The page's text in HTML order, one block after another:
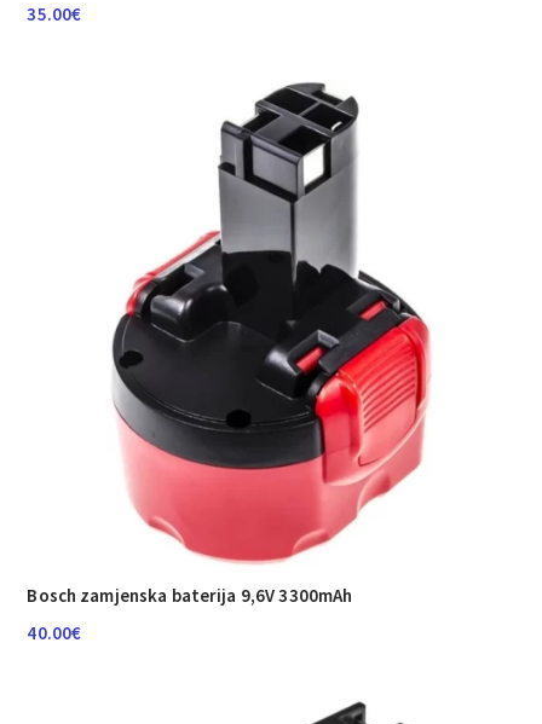
35.00€
Bosch zamjenska baterija 9,6V 3300mAh
40.00€